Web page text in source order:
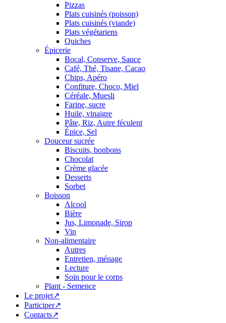
Pizzas
Plats cuisinés (poisson)
Plats cuisinés (viande)
Plats végétariens
Quiches
Épicerie
Bocal, Conserve, Sauce
Café, Thé, Tisane, Cacao
Chips, Apéro
Confiture, Choco, Miel
Céréale, Muesli
Farine, sucre
Huile, vinaigre
Pâte, Riz, Autre féculent
Épice, Sel
Douceur sucrée
Biscuits, bonbons
Chocolat
Crème glacée
Desserts
Sorbet
Boisson
Alcool
Bière
Jus, Limonade, Sirop
Vin
Non-alimentaire
Autres
Entretien, ménage
Lecture
Soin pour le corps
Plant - Semence
Le projet↗
Participer↗
Contacts↗